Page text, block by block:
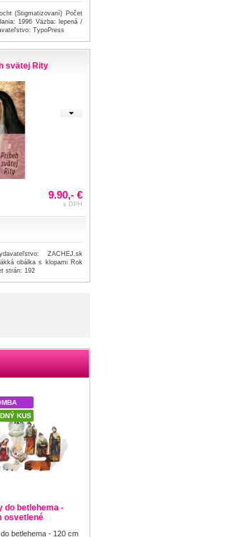
(Stigmatizovaní) Počet
1996 Väzba: lepená /
TypoPress
svätej Rity
9.90,- €
s DPH
ZACHEJ.sk
obálka s klopami Rok
strán: 192
KUS
do betlehema -
osvetlené
betlehema - 120 cm